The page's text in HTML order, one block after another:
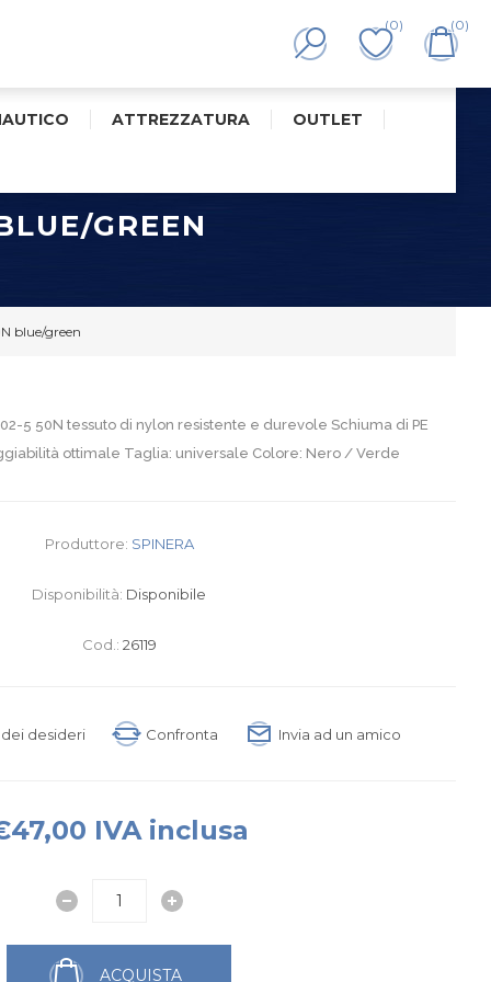
(0) (0)
ATTREZZATURA OUTLET
blue/green
GREEN
5 50N tessuto di nylon resistente e durevole Schiuma di PE
ottimale Taglia: universale Colore: Nero / Verde
Produttore: SPINERA
Disponibilità: Disponibile
Cod.: 26119
desideri Confronta Invia ad un amico
IVA inclusa
ACQUISTA